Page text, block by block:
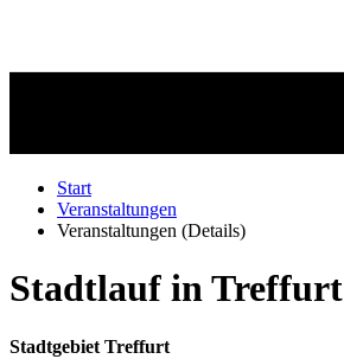
Start
Veranstaltungen
Veranstaltungen (Details)
Stadtlauf in Treffurt
Stadtgebiet Treffurt